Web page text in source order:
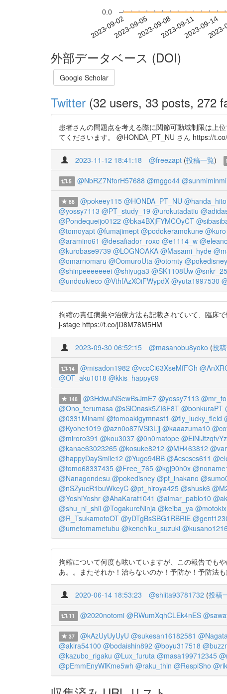
2023-09-022023-09-052023-09-082023-09-112023-09-14
0.0
外部データベース (DOI)
Google Scholar
Twitter (32 users, 33 posts, 272
患者さんの問題点を考える際に関節可動域制限は上
てくださいます。 @HONDA_PT_NU さん https://
2023-11-12 18:41:18 @freezapt (投稿一覧)
5 @NbRZ7NforH57688 @mggo44
88 @pokeey115 @HONDA_PT_NU
@yossy7113 @PT_study_19 @urokutadatiu
@Pondequeijo0122 @bka4BXjFYMCOyCT
@tomoyapt @fumajimept @podokeramokune
@aramino61 @desafiador_roxo @e1114_w
@kurobase9739 @LOGNOAKA @Masami_hyde
@omarnomaru @OomuroUta @otomty @pokedisney
@shinpeeeeeeei @shiyuga3 @SK1108Uw
@undoukieco @VthfAzXOiFWypdX @yuta1997530
拘縮の責任病巣や治療方法も記載されていて、臨床
j-stage https://t.co/jD8M78M5HM
2023-09-30 06:52:15 @masanobu8yoko (投
14 @misadon1982 @vccCi63XseMfFGh
@OT_aku1018 @kkis_happy69
148 @3HdwuNSewBsJmE7 @yossy7113
@Ono_terumasa @sSlOnask5ZI6F8T @bonkuraPT
@0331Minami @tomoakigymnast1 @fly_lucky_field
@Kyohe1019 @azn0o87iVSi3Ljj @kaaazuma10
@miroro391 @kou3037 @0n0matope
@kanae63023265 @kosuke8212 @MH463812
@happyDaySmile12 @Yugo94BB @Acscscs611
@tomo68337435 @Free_765 @kgj90h0x
@Nanagondesu @pokedisney @pt_inakano
@nSZyucR1buWkeyC @pt_hiroya425 @shusk6
@YoshiYoshr @AhaKarat1041 @aimar_pablo10
@shu_ni_shii @TogakureNinja @keiba_ya
@R_TsukamotoOT @yDTgBsSBG1RBRiE
@umetomametubu @kenchiku_suzuki @kusano1216
拘縮について何度も呟いていますが、この報告でも
あ。。またそれか！治らないのか！予防か！予防法
2020-06-14 18:53:23 @shiita93781732 (投稿
11 @2020notomi @RWumXqhCLEk4nES
37 @kAzUyUyUyU @sukesan16182581
@akira54100 @bodaishin892 @boyu317518
@kazubo_rigaku @Lux_furuta @masa199712345
@pEmmEnyWlKme5wh @raku_thin @RespiSho